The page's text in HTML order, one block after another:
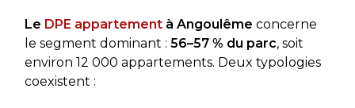
Le DPE appartementà Angoulême concerne
le segment dominant : 56–57 % du parc, soit
environ 12 000 appartements. Deux typologies
coexistent :